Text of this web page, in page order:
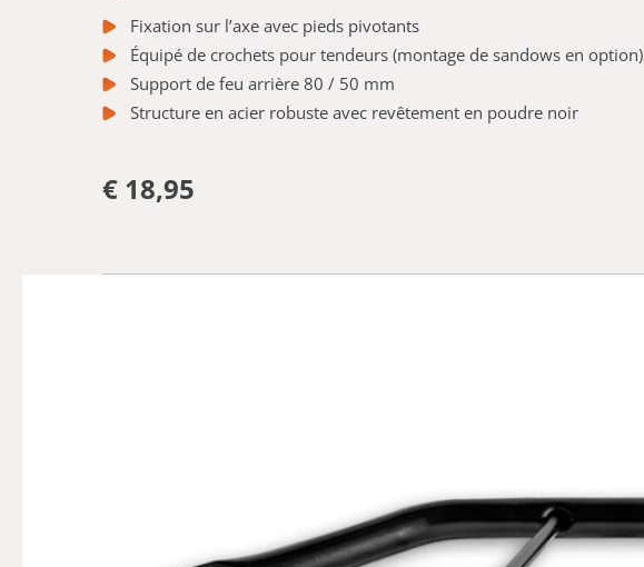
Fixation sur l’axe avec pieds pivotants
Équipé de crochets pour tendeurs (montage de sandows en option)
Support de feu arrière 80 / 50 mm
Structure en acier robuste avec revêtement en poudre noir
€ 18,95